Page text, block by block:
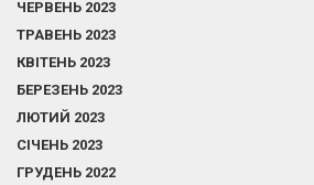
ЧЕРВЕНЬ 2023
ТРАВЕНЬ 2023
КВІТЕНЬ 2023
БЕРЕЗЕНЬ 2023
ЛЮТИЙ 2023
СІЧЕНЬ 2023
ГРУДЕНЬ 2022